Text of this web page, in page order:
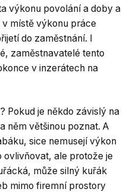
výkonu povolání a doby a
místě výkonu práce
do zaměstnání. I
zaměstnavatelé tento
v inzerátech na
Pokud je někdo závislý na
něm většinou poznat. A
sice nemusejí výkon
ale protože je
může silný kuřák
mimo firemní prostory